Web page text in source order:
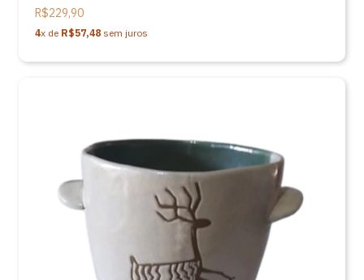
R$229,90
4x de R$57,48 sem juros